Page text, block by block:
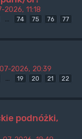
2026, 11:18
… 74 75 76 77
2026, 20:39
… 19 20 21 22
podnóżki,